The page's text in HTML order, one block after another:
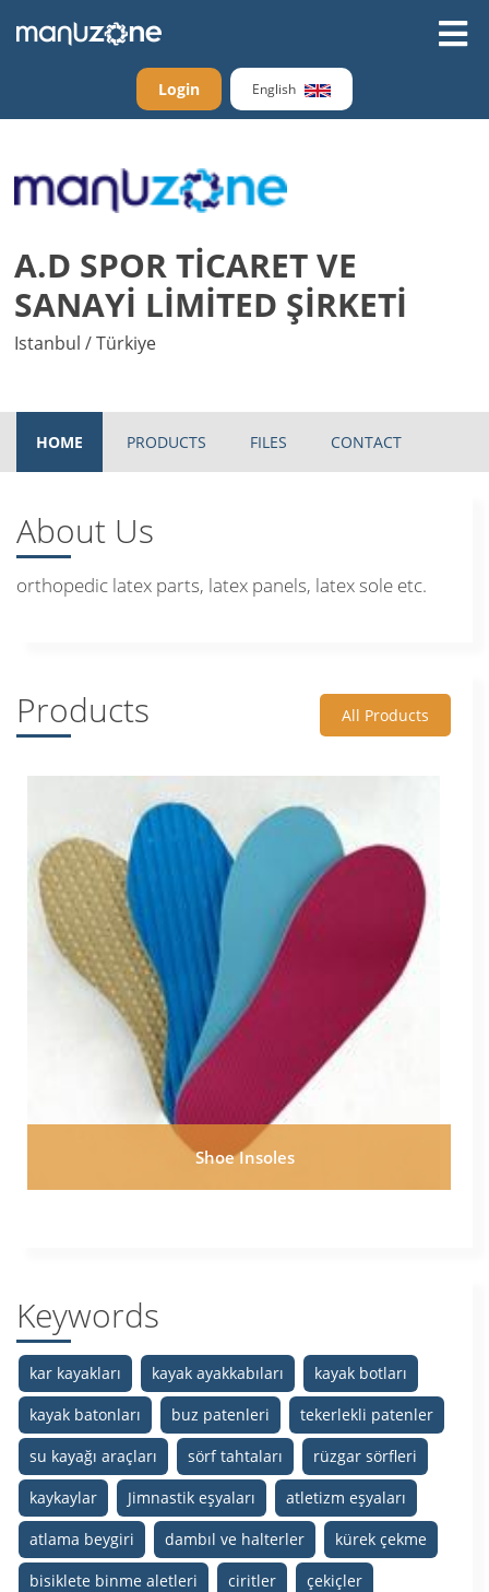
Login English
A.D SPOR TİCARET VE
SANAYİ LİMİTED ŞİRKETİ
Istanbul / Türkiye
HOME PRODUCTS FILES CONTACT
About Us
orthopedic latex parts, latex panels, latex sole etc.
Products All Products
Shoe Insoles
Keywords
kar kayakları kayak ayakkabıları
kayak botları
kayak batonları
buz patenleri
tekerlekli patenler
su kayağı araçları
sörf tahtaları
rüzgar sörfleri
kaykaylar
Jimnastik eşyaları
atletizm eşyaları
atlama beygiri
dambıl ve halterler
kürek çekme
bisiklete binme aletleri
ciritler
çekiçler